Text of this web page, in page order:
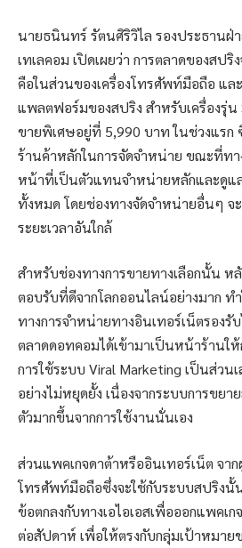
นายธนินทร์ รัตนศิริวิไล รองประธานฝ่
เทเลคอม เปิดเผยว่า การตลาดของสป
คือในส่วนของเครื่องโทรศัพท์มือถือ แ
แพลตฟอร์มของสปริง สำหรับเครื่องรุ่น
ขายพิเศษอยู่ที่ 5,990 บาท ในช่วงแรก
ร้านค้าหลักในการจัดจำหน่าย ขณะที่ทา
หน้าที่เป็นตัวแทนจำหน่ายหลักและดูแ
ทั้งหมด โดยช่องทางจัดจำหน่ายอื่นๆ จ
ระยะเวลาอันใกล้
สำหรับช่องทางการขายทางเลือกนั้น ห
ตอบรับที่ดีจากโลกออนไลน์อย่างมาก ท
ทางการจำหน่ายทางอินเทอร์เน็ตรองรั
ตลาดดอทคอมได้เข้ามาเป็นหน้าร้านใ
การใช้ระบบ Viral Marketing เป็นส่วน
อย่างไม่หยุดยั้ง เนื่องจากระบบการขยา
ตัวมากขึ้นจากการใช้งานนั่นเอง
ส่วนแพคเกจดาต้าหรืออินเทอร์เน็ต จาก
โทรศัพท์มือถือซึ่งจะใช้กับระบบสปริง
ข้อตกลงกับทางเอไอเอสเพื่อออกแพคเ
ต่อสัปดาห์ เพื่อให้ตรงกับกลุ่มเป้าหมาย